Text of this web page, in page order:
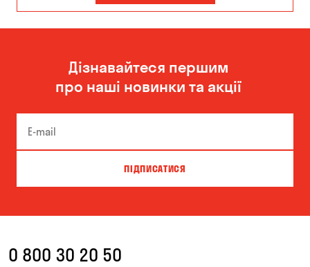
Кам'янське Київ
Новоселівка Одеса
Олександрівка Орлівщина
Чорноморськ
Дізнавайтеся першим
про наші новинки та акції
ПІДПИСАТИСЯ
0 800 30 20 50